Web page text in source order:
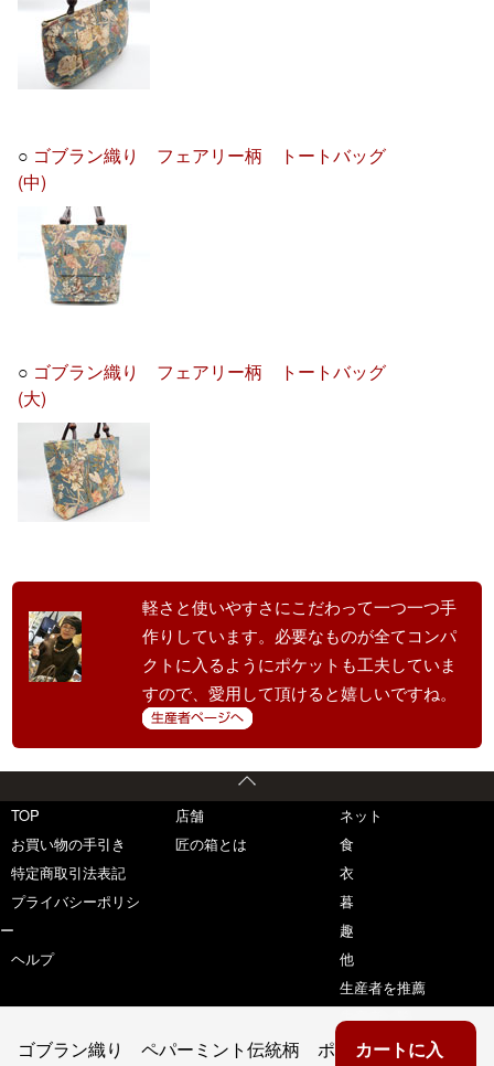
○ ゴブラン織り フェアリー柄 トートバッグ
(中)
○ ゴブラン織り フェアリー柄 トートバッグ
(大)
軽さと使いやすさにこだわって一つ一つ手
作りしています。必要なものが全てコンパ
クトに入るようにポケットも工夫していま
すので、愛用して頂けると嬉しいですね。
ゴブラン織り ペパーミント伝統柄 ポ
カートに入
TOP
お買い物の手引き
特定商取引法表記
プライバシーポリシ
ー
ヘルプ
店舗
匠の箱とは
ネット
食
衣
暮
趣
他
生産者を推薦
生産者一覧